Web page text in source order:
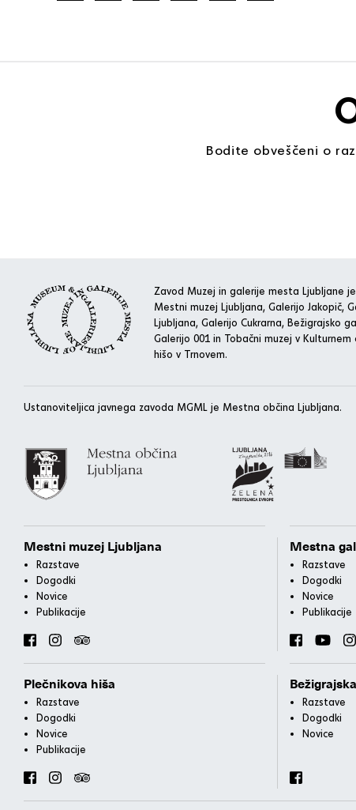
Bodite obveščeni o
Zavod Muzej in galerije mesta Ljubljane
Mestni muzej Ljubljana, Galerijo Jakopič,
Ljubljana, Galerijo Cukrarna, Bežigrajsko
Galerijo 001 in Tobačni muzej v
hišo v Trnovem.
Ustanoviteljica javnega zavoda MGML je Mestna občina Ljubljana.
Mestni muzej Ljubljana
Razstave
Dogodki
Novice
Publikacije
Mestna
Razstave
Dogodki
Novice
Publikacije
Plečnikova hiša
Razstave
Dogodki
Novice
Publikacije
Razstave
Dogodki
Novice